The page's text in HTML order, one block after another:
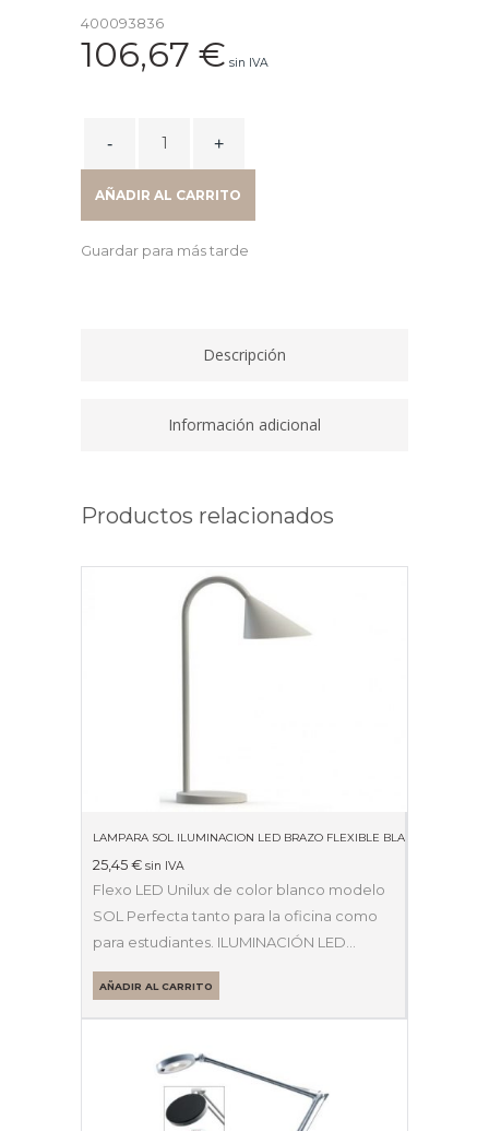
400093836
106,67 € sin IVA
ILUMINACION
CARGADOR
AÑADIR AL CARRITO
Guardar para más tarde
Descripción
Información adicional
Productos relacionados
LAMPARA SOL ILUMINACION LED BRAZO FLEXIBLE BLANCA 400077404
25,45 € sin IVA
Flexo LED Unilux de color blanco modelo
SOL Perfecta tanto para la oficina como
para estudiantes. ILUMINACIÓN LED…
AÑADIR AL CARRITO